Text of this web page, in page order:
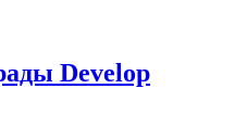
Develop